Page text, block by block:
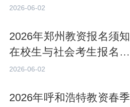
报材料
2026-06-02
2026年郑州教资报名须知
在校生与社会考生报名资
质区分
2026-06-02
2026年呼和浩特教资春季